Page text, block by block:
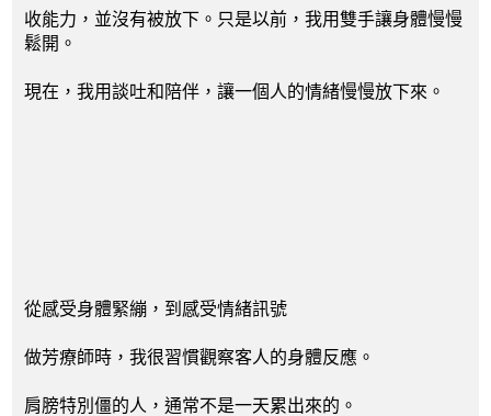
收能力，並沒有被放下。只是以前，我用雙手讓身體慢慢
鬆開。
現在，我用談吐和陪伴，讓一個人的情緒慢慢放下來。
從感受身體緊繃，到感受情緒訊號
做芳療師時，我很習慣觀察客人的身體反應。
肩膀特別僵的人，通常不是一天累出來的。